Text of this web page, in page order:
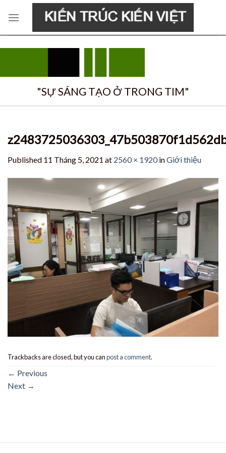
"SỰ SÁNG TẠO Ở TRONG TIM"
Published 11 Tháng 5, 2021 at 2560 × 1920inGiới thiệu
Trackbacks are closed, but you canpost a comment.
← Previous
Next →